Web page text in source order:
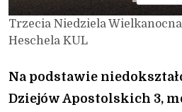
Trzecia Niedziela
Heschela KUL
Na podstawie
Dziejów Apostolskich 3,